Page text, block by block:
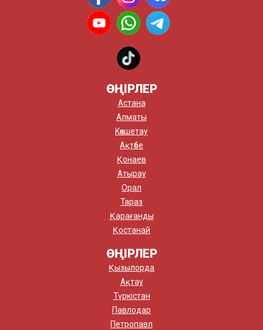
ӨҢІРЛЕР
Астана
Алматы
Көкшетау
Ақтөбе
Қонаев
Атырау
Орал
Тараз
Қарағанды
Қостанай
ӨҢІРЛЕР
Қызылорда
Ақтау
Түркістан
Павлодар
Петропавл